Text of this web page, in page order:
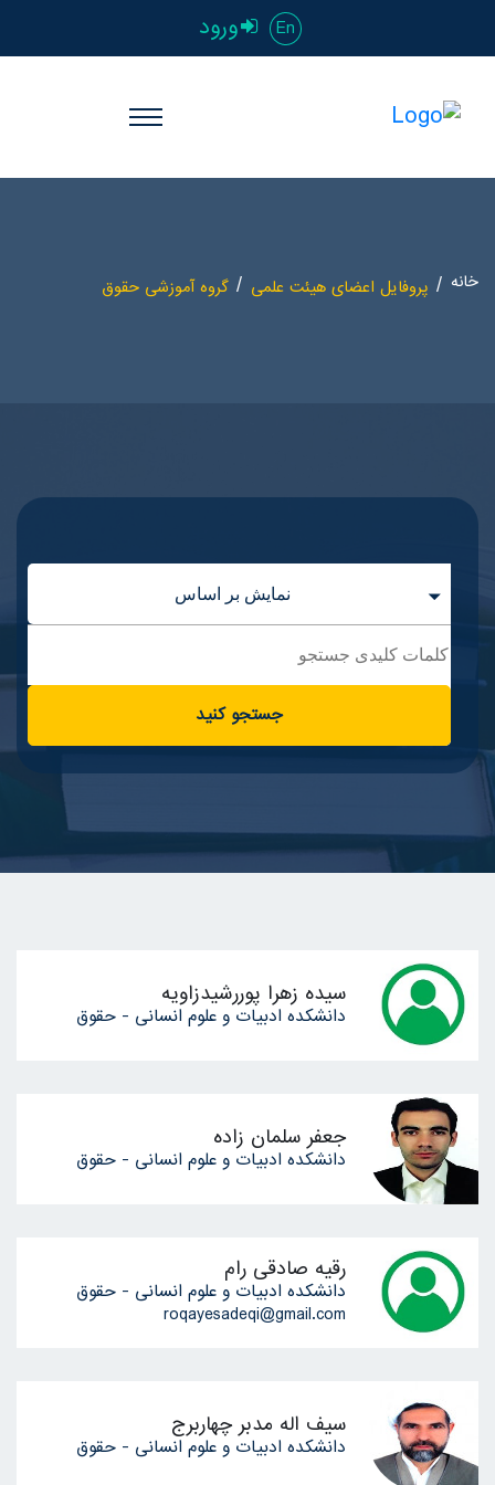
En ورود
خانه پروفایل اعضای هیئت علمی گروه آموزشی حقوق
نمایش بر اساس
جستجو کنید
سیده زهرا پوررشیدزاویه
دانشکده ادبیات و علوم انسانی - حقوق
جعفر سلمان زاده
دانشکده ادبیات و علوم انسانی - حقوق
رقیه صادقی رام
دانشکده ادبیات و علوم انسانی - حقوق
roqayesadeqi@gmail.com
سیف اله مدبر چهاربرج
دانشکده ادبیات و علوم انسانی - حقوق